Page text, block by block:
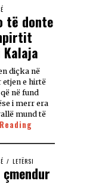
të donte
diçka në
etjen e hirtë
në fund
i merr era
mund të
/ LETËRSI